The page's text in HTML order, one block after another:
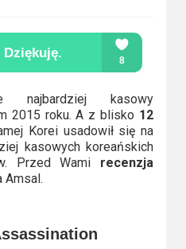
kasowy
2015 roku. A z blisko 12
Korei usadowił się na
kasowych koreańskich
Przed Wami recenzja
Amsal.